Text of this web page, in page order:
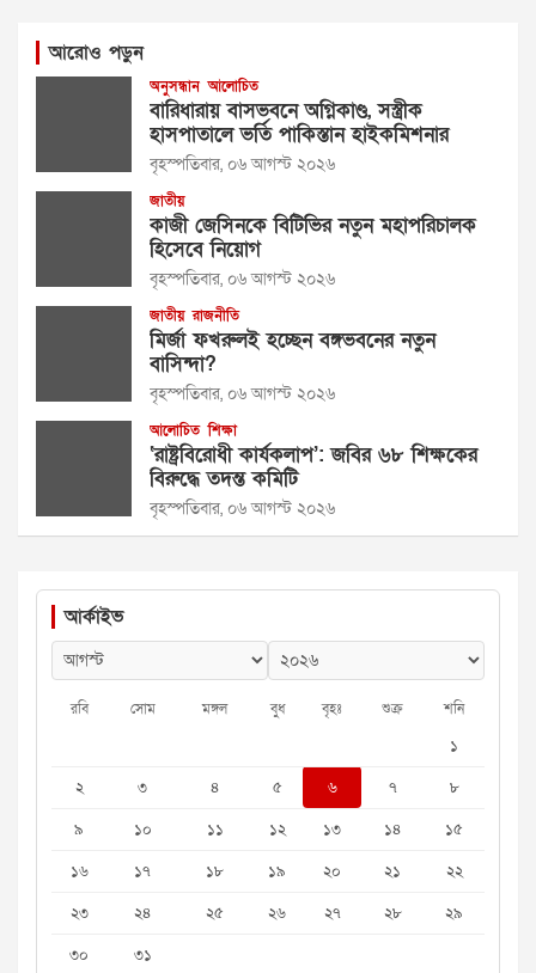
আরোও পড়ুন
অনুসন্ধান আলোচিত
বারিধারায় বাসভবনে অগ্নিকাণ্ড, সস্ত্রীক
হাসপাতালে ভর্তি পাকিস্তান হাইকমিশনার
বৃহস্পতিবার, ০৬ আগস্ট ২০২৬
জাতীয়
কাজী জেসিনকে বিটিভির নতুন মহাপরিচালক
হিসেবে নিয়োগ
বৃহস্পতিবার, ০৬ আগস্ট ২০২৬
জাতীয় রাজনীতি
মির্জা ফখরুলই হচ্ছেন বঙ্গভবনের নতুন
বাসিন্দা?
বৃহস্পতিবার, ০৬ আগস্ট ২০২৬
আলোচিত শিক্ষা
‘রাষ্ট্রবিরোধী কার্যকলাপ’: জবির ৬৮ শিক্ষকের
বিরুদ্ধে তদন্ত কমিটি
বৃহস্পতিবার, ০৬ আগস্ট ২০২৬
আর্কাইভ
রবি সোম মঙ্গল বুধ বৃহঃ শুক্র শনি
১
২
৩ ৪ ৫ ৬ ৭
৮
৯
১০ ১১ ১২ ১৩ ১৪
১৫
১৬
১৭ ১৮ ১৯ ২০ ২১
২২
২৩
২৪ ২৫ ২৬ ২৭ ২৮
২৯
৩০
৩১